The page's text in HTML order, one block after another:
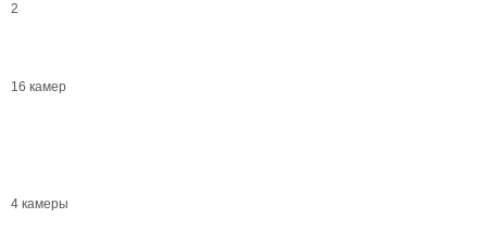
2
16 камер
4 камеры